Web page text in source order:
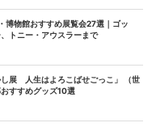
博物館おすすめ展覧会27選｜ゴッ
トニー・アウスラーまで
し展 人生はよろこばせごっこ」 （世
すすめグッズ10選